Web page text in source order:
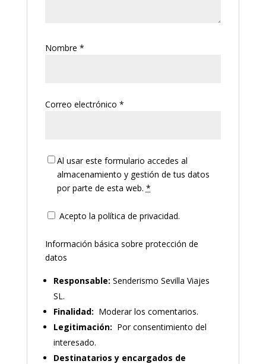
Nombre *
Correo electrónico *
Al usar este formulario accedes al
almacenamiento y gestión de tus datos
por parte de esta web. *
Acepto la política de privacidad.
Información básica sobre protección de
datos
Responsable: Senderismo Sevilla Viajes
SL.
Finalidad: Moderar los comentarios.
Legitimación: Por consentimiento del
interesado.
Destinatarios y encargados de